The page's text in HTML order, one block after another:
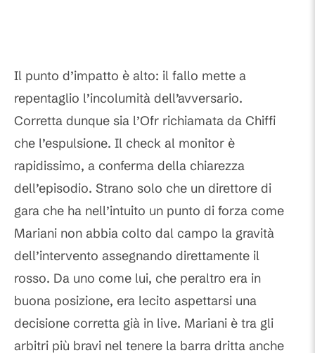
Il punto d’impatto è alto: il fallo mette a
repentaglio l’incolumità dell’avversario.
Corretta dunque sia l’Ofr richiamata da Chiffi
che l’espulsione. Il check al monitor è
rapidissimo, a conferma della chiarezza
dell’episodio. Strano solo che un direttore di
gara che ha nell’intuito un punto di forza come
Mariani non abbia colto dal campo la gravità
dell’intervento assegnando direttamente il
rosso. Da uno come lui, che peraltro era in
buona posizione, era lecito aspettarsi una
decisione corretta già in live. Mariani è tra gli
arbitri più bravi nel tenere la barra dritta anche